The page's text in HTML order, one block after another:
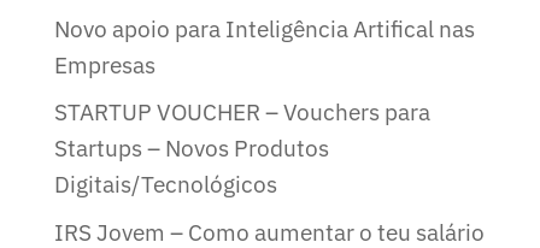
Novo apoio para Inteligência Artifical nas
Empresas
STARTUP VOUCHER – Vouchers para
Startups – Novos Produtos
Digitais/Tecnológicos
IRS Jovem – Como aumentar o teu salário